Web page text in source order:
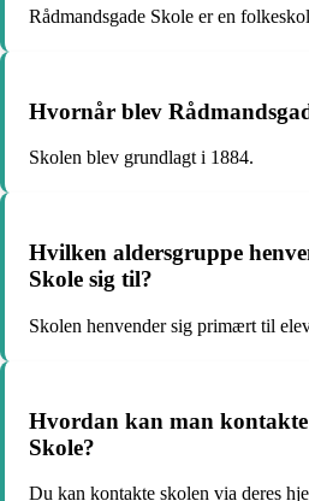
Rådmandsgade Skole er en
Hvornår blev
Skolen blev grundlagt i 1884.
Hvilken aldersgruppe
Skole sig til?
Skolen henvender sig primært til
Hvordan kan man
Skole?
Du kan kontakte skolen via deres